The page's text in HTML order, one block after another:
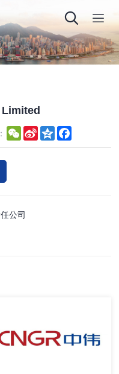
WeChat
Sina
Weibo
Qzone
公司